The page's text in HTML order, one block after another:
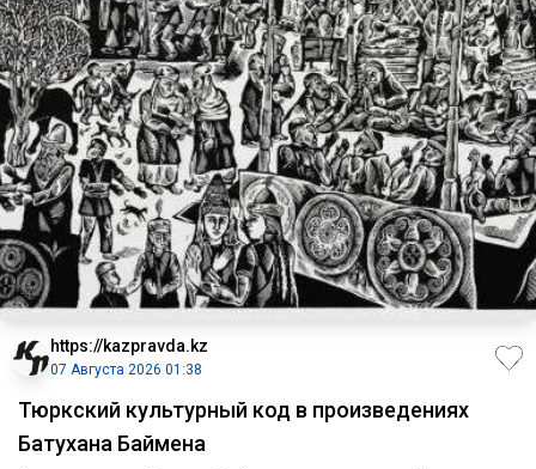
https://kazpravda.kz
07 Августа 2026 01:38
Тюркский культурный код в произведениях
Батухана Баймена